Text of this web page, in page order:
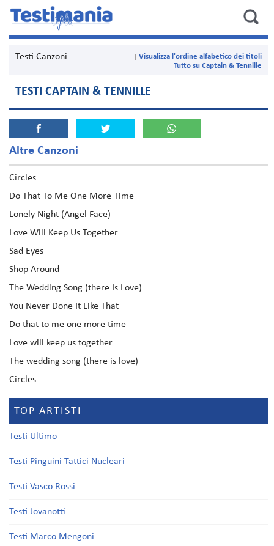
Testi Canzoni
Visualizza l'ordine alfabetico dei titoli
Tutto su Captain & Tennille
TESTI CAPTAIN & TENNILLE
Altre Canzoni
Circles
Do That To Me One More Time
Lonely Night (Angel Face)
Love Will Keep Us Together
Sad Eyes
Shop Around
The Wedding Song (there Is Love)
You Never Done It Like That
Do that to me one more time
Love will keep us together
The wedding song (there is love)
Circles
TOP ARTISTI
Testi Ultimo
Testi Pinguini Tattici Nucleari
Testi Vasco Rossi
Testi Jovanotti
Testi Marco Mengoni